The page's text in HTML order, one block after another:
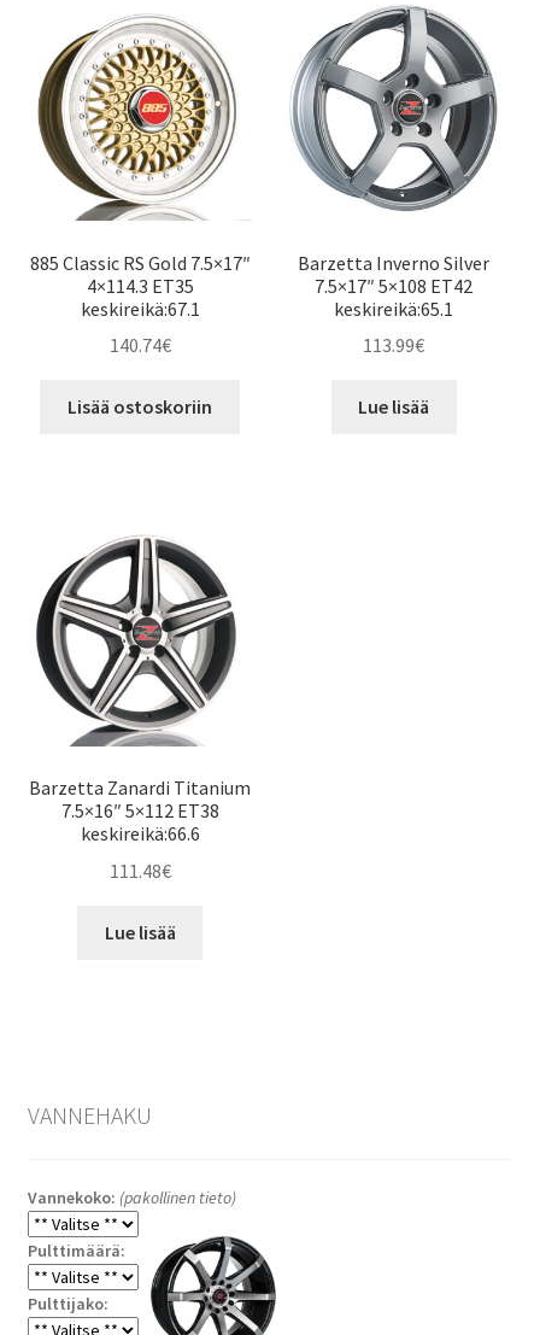
885 Classic RS Gold 7.5×17″
4×114.3 ET35
keskireikä:67.1
140.74€
Lisää ostoskoriin
Barzetta Inverno Silver
7.5×17″ 5×108 ET42
keskireikä:65.1
113.99€
Lue lisää
Barzetta Zanardi Titanium
7.5×16″ 5×112 ET38
keskireikä:66.6
111.48€
Lue lisää
VANNEHAKU
Vannekoko: (pakollinen tieto)
Pulttimäärä:
Pulttijako: